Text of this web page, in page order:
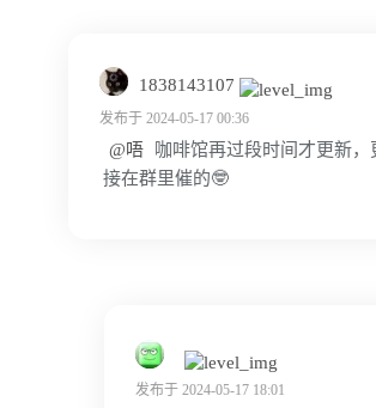
1838143107
发布于 2024-05-17 00:36
@唔
咖啡馆再过段时间才更新，
接在群里催的🤓
发布于 2024-05-17 18:01